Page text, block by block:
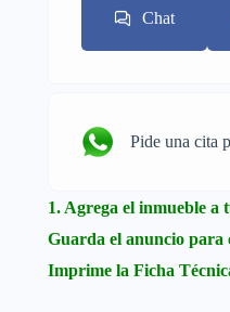
Chat
Pide una cita
1. Agrega el inmueble
Guarda el anuncio
Imprime la Ficha